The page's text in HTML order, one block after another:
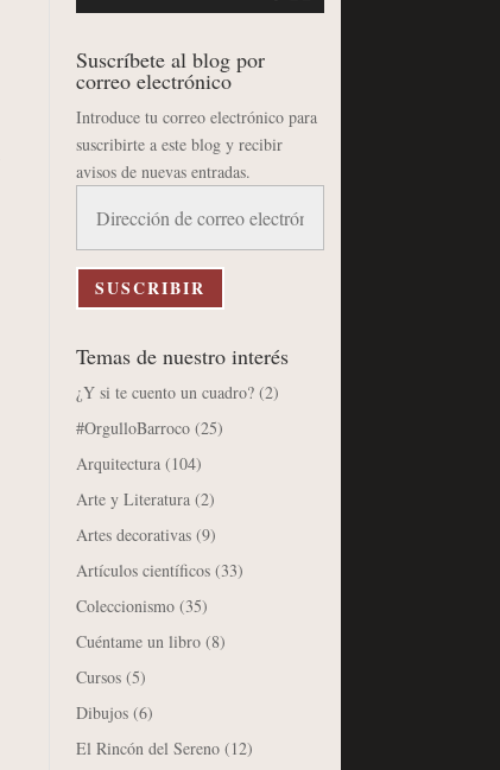
Suscríbete al blog por
correo electrónico
Introduce tu correo electrónico para
suscribirte a este blog y recibir
avisos de nuevas entradas.
correo
electrónico
SUSCRIBIR
Temas de nuestro interés
¿Y si te cuento un cuadro? (2)
#OrgulloBarroco (25)
Arquitectura (104)
Arte y Literatura (2)
Artes decorativas (9)
Artículos científicos (33)
Coleccionismo (35)
Cuéntame un libro (8)
Cursos (5)
Dibujos (6)
El Rincón del Sereno (12)